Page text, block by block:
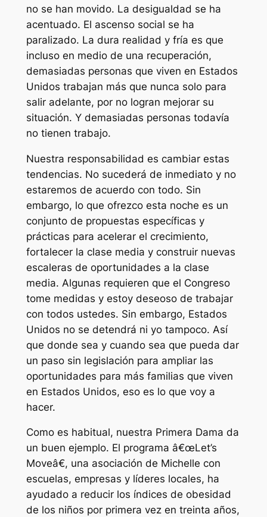
no se han movido. La desigualdad se ha
acentuado. El ascenso social se ha
paralizado. La dura realidad y fría es que
incluso en medio de una recuperación,
demasiadas personas que viven en Estados
Unidos trabajan más que nunca solo para
salir adelante, por no logran mejorar su
situación. Y demasiadas personas todavía
no tienen trabajo.
Nuestra responsabilidad es cambiar estas
tendencias. No sucederá de inmediato y no
estaremos de acuerdo con todo. Sin
embargo, lo que ofrezco esta noche es un
conjunto de propuestas específicas y
prácticas para acelerar el crecimiento,
fortalecer la clase media y construir nuevas
escaleras de oportunidades a la clase
media. Algunas requieren que el Congreso
tome medidas y estoy deseoso de trabajar
con todos ustedes. Sin embargo, Estados
Unidos no se detendrá ni yo tampoco. Así
que donde sea y cuando sea que pueda dar
un paso sin legislación para ampliar las
oportunidades para más familias que viven
en Estados Unidos, eso es lo que voy a
hacer.
Como es habitual, nuestra Primera Dama da
un buen ejemplo. El programa â€œLet’s
Moveâ€, una asociación de Michelle con
escuelas, empresas y líderes locales, ha
ayudado a reducir los índices de obesidad
de los niños por primera vez en treinta años,